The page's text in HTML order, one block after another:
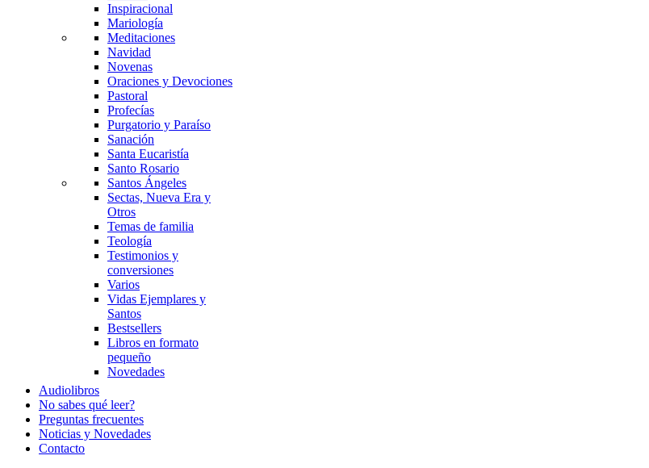
Inspiracional
Mariología
Meditaciones
Navidad
Novenas
Oraciones y Devociones
Pastoral
Profecías
Purgatorio y Paraíso
Sanación
Santa Eucaristía
Santo Rosario
Santos Ángeles
Sectas, Nueva Era y
Otros
Temas de familia
Teología
Testimonios y
conversiones
Varios
Vidas Ejemplares y
Santos
Bestsellers
Libros en formato
pequeño
Novedades
Audiolibros
No sabes qué leer?
Preguntas frecuentes
Noticias y Novedades
Contacto